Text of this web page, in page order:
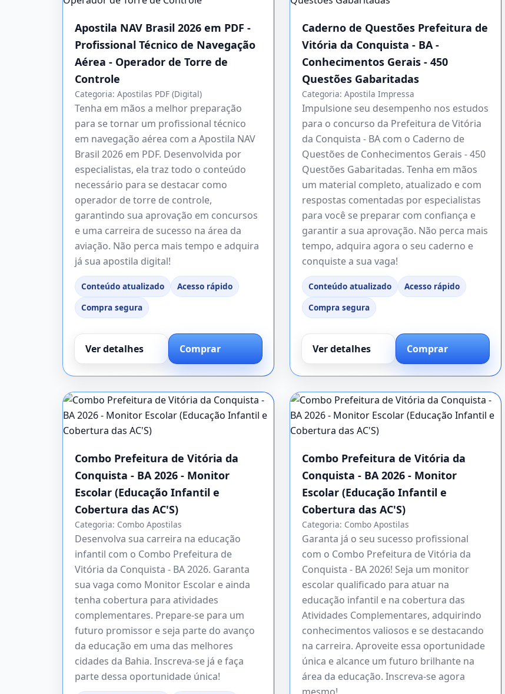
Apostila NAV Brasil 2026 em PDF -
Profissional Técnico de Navegação
Aérea - Operador de Torre de
Controle
Categoria: Apostilas PDF (Digital)
Tenha em mãos a melhor preparação
para se tornar um profissional técnico
em navegação aérea com a Apostila NAV
Brasil 2026 em PDF. Desenvolvida por
especialistas, ela traz todo o conteúdo
necessário para se destacar como
operador de torre de controle,
garantindo sua aprovação em concursos
e uma carreira de sucesso na área da
aviação. Não perca mais tempo e adquira
já sua apostila digital!
Conteúdo atualizado
Acesso rápido
Compra segura
Ver detalhes Comprar
Caderno de Questões Prefeitura de
Vitória da Conquista - BA -
Conhecimentos Gerais - 450
Questões Gabaritadas
Categoria: Apostila Impressa
Impulsione seu desempenho nos estudos
para o concurso da Prefeitura de Vitória
da Conquista - BA com o Caderno de
Questões de Conhecimentos Gerais - 450
Questões Gabaritadas. Tenha em mãos
um material completo, atualizado e com
respostas comentadas por especialistas
para você se preparar com confiança e
garantir a sua aprovação. Não perca mais
tempo, adquira agora o seu caderno e
conquiste a sua vaga!
Conteúdo atualizado
Acesso rápido
Compra segura
Ver detalhes Comprar
Combo Prefeitura de Vitória da
Conquista - BA 2026 - Monitor
Escolar (Educação Infantil e
Cobertura das AC'S)
Categoria: Combo Apostilas
Desenvolva sua carreira na educação
infantil com o Combo Prefeitura de
Vitória da Conquista - BA 2026. Garanta
sua vaga como Monitor Escolar e ainda
tenha cobertura para atividades
complementares. Prepare-se para um
futuro promissor e seja parte do avanço
da educação em uma das melhores
cidades da Bahia. Inscreva-se já e faça
parte dessa oportunidade única!
Combo Prefeitura de Vitória da
Conquista - BA 2026 - Monitor
Escolar (Educação Infantil e
Cobertura das AC'S)
Categoria: Combo Apostilas
Garanta já o seu sucesso profissional
com o Combo Prefeitura de Vitória da
Conquista - BA 2026! Seja um monitor
escolar qualificado para atuar na
educação infantil e na cobertura das
Atividades Complementares, adquirindo
conhecimentos valiosos e se destacando
na carreira. Aproveite essa oportunidade
única e alcance um futuro brilhante na
área da educação. Inscreva-se agora